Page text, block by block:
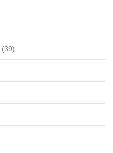
(39)